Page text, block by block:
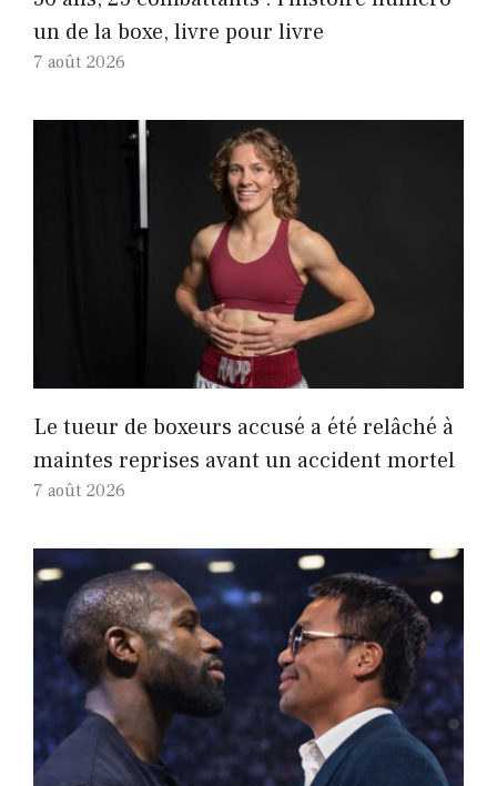
un de la boxe, livre pour livre
7 août 2026
Le tueur de boxeurs accusé a été relâché à
maintes reprises avant un accident mortel
7 août 2026